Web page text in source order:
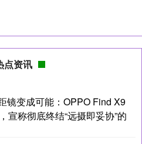
点资讯
镜变成可能：OPPO Find X9
宣称彻底终结“远摄即妥协”的